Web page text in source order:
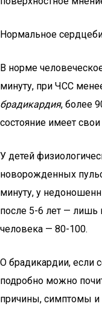
Нормальное
В норме
минуту, при ЧСС
брадикардия, более
состояние имеет
У детей
новорожденных
минуту, у
после 5-6 лет — лишь
человека — 80-100.
О брадикардии, если
подробно можно
причины, симптомы и